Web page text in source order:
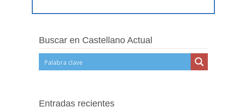
Buscar en Castellano Actual
Entradas recientes